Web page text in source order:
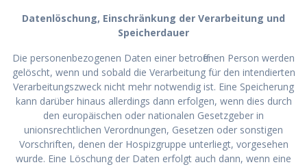
Datenlöschung, Einschränkung der Verarbeitung und
Speicherdauer
Die personenbezogenen Daten einer betroffenen Person werden
gelöscht, wenn und sobald die Verarbeitung für den intendierten
Verarbeitungszweck nicht mehr notwendig ist. Eine Speicherung
kann darüber hinaus allerdings dann erfolgen, wenn dies durch
den europäischen oder nationalen Gesetzgeber in
unionsrechtlichen Verordnungen, Gesetzen oder sonstigen
Vorschriften, denen der Hospizgruppe unterliegt, vorgesehen
wurde. Eine Löschung der Daten erfolgt auch dann, wenn eine